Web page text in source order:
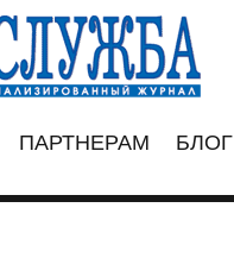
ПАРТНЕРАМ БЛОГ